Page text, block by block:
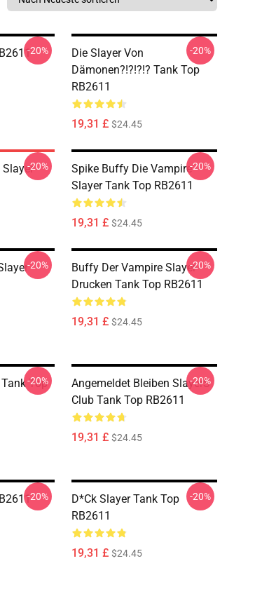
-20%
Die Slayer Von
Dämonen?!?!?!? Tank Top
RB2611
19,31 £ $24.45
-20%
-20%
Spike Buffy Die Vampire
Slayer Tank Top RB2611
19,31 £ $24.45
-20%
-20%
Buffy Der Vampire Slayer
Drucken Tank Top RB2611
19,31 £ $24.45
-20%
Top
-20%
Angemeldet Bleiben SlayerS
Club Tank Top RB2611
19,31 £ $24.45
-20%
-20%
D*ck Slayer Tank Top
RB2611
19,31 £ $24.45
-20%